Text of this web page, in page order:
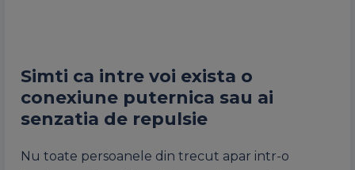
Simti ca intre voi exista o
conexiune puternica sau ai
senzatia de repulsie
Nu toate persoanele din trecut apar intr-o